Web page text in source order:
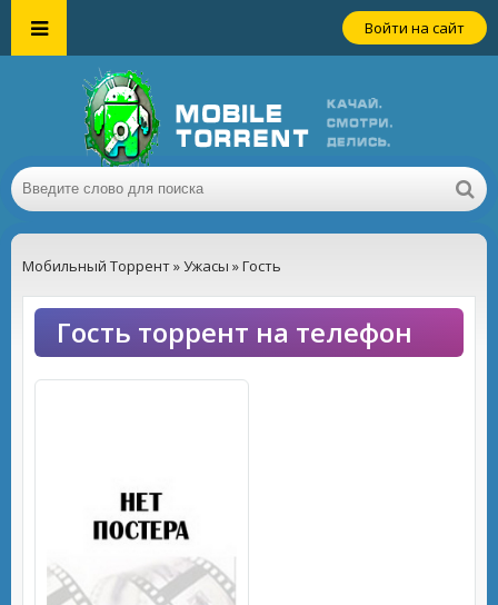
Войти на сайт
Мобильный Торрент»Ужасы » Гость
Гость торрент на телефон